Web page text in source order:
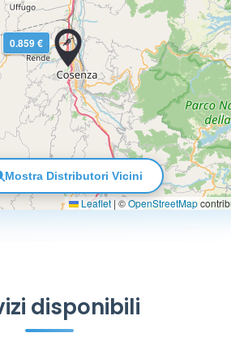
0.859 €
Leaflet|©OpenStreetMap
Mostra Distributori Vicini
disponibili